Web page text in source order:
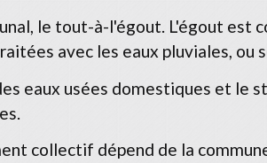
le tout-à-l'égout. L'égout est
avec les eaux pluviales, ou
eaux usées domestiques et le
collectif dépend de la